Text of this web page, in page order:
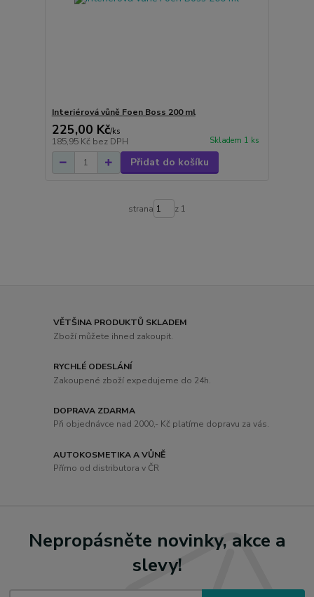
Interiérová vůně Foen Boss 200 ml
225,00 Kč/ks
185,95 Kč bez DPH Skladem 1 ks
Přidat do košíku
strana z 1
VĚTŠINA PRODUKTŮ SKLADEM
Zboží můžete ihned zakoupit.
RYCHLÉ ODESLÁNÍ
Zakoupené zboží expedujeme do 24h.
DOPRAVA ZDARMA
Při objednávce nad 2000,- Kč platíme dopravu za vás.
AUTOKOSMETIKA A VŮNĚ
Přímo od distributora v ČR
Nepropásněte novinky, akce a
slevy!